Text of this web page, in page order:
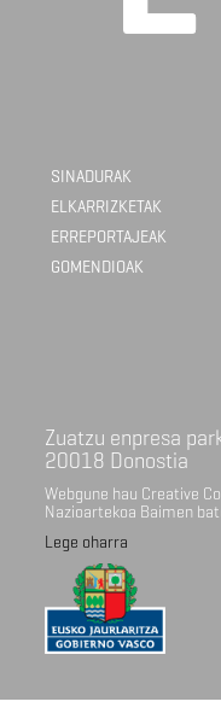
SINADURAK
ELKARRIZKETAK
ERREPORTAJEAK
GOMENDIOAK
Zuatzu enpresa
20018 Donostia
Webgune hau Creative
Nazioartekoa Baimen
Lege oharra